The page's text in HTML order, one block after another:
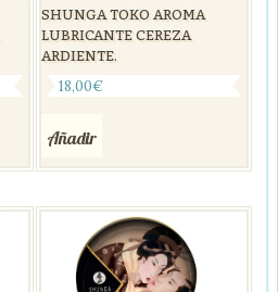
SHUNGA TOKO AROMA
LUBRICANTE CEREZA
ARDIENTE.
18,00€
Añadir